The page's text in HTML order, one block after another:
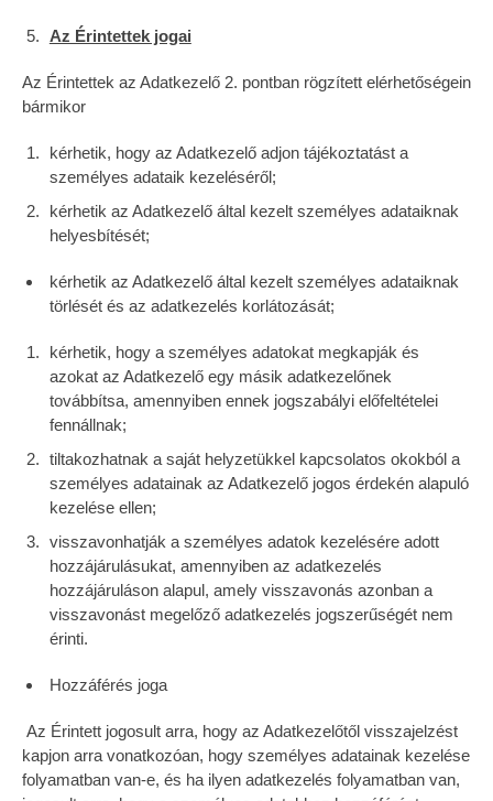
Az Érintettek jogai
Az Érintettek az Adatkezelő 2. pontban rögzített elérhetőségein
bármikor
kérhetik, hogy az Adatkezelő adjon tájékoztatást a
személyes adataik kezeléséről;
kérhetik az Adatkezelő által kezelt személyes adataiknak
helyesbítését;
kérhetik az Adatkezelő által kezelt személyes adataiknak
törlését és az adatkezelés korlátozását;
kérhetik, hogy a személyes adatokat megkapják és
azokat az Adatkezelő egy másik adatkezelőnek
továbbítsa, amennyiben ennek jogszabályi előfeltételei
fennállnak;
tiltakozhatnak a saját helyzetükkel kapcsolatos okokból a
személyes adatainak az Adatkezelő jogos érdekén alapuló
kezelése ellen;
visszavonhatják a személyes adatok kezelésére adott
hozzájárulásukat, amennyiben az adatkezelés
hozzájáruláson alapul, amely visszavonás azonban a
visszavonást megelőző adatkezelés jogszerűségét nem
érinti.
Hozzáférés joga
Az Érintett jogosult arra, hogy az Adatkezelőtől visszajelzést
kapjon arra vonatkozóan, hogy személyes adatainak kezelése
folyamatban van-e, és ha ilyen adatkezelés folyamatban van,